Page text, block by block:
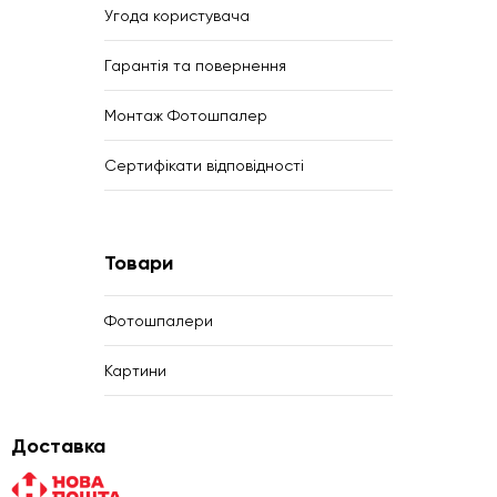
Угода користувача
Гарантія та повернення
Монтаж Фотошпалер
Сертифікати відповідності
Товари
Фотошпалери
Картини
Доставка